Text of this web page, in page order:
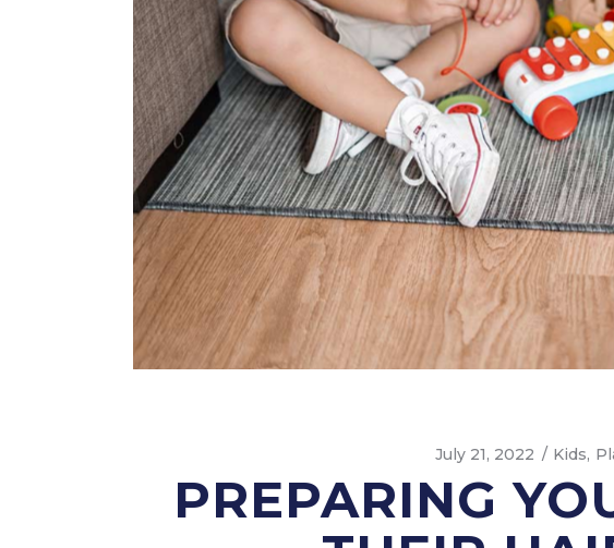
July 21, 2022 Kids
PREPARING